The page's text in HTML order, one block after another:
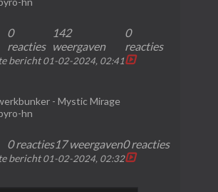
0
reacties
142
weergaven
0
reacties
bericht 01-02-2024, 02:41
- Mystic Mirage
hn
0 reacties17 weergaven0 reacties
bericht 01-02-2024, 02:32